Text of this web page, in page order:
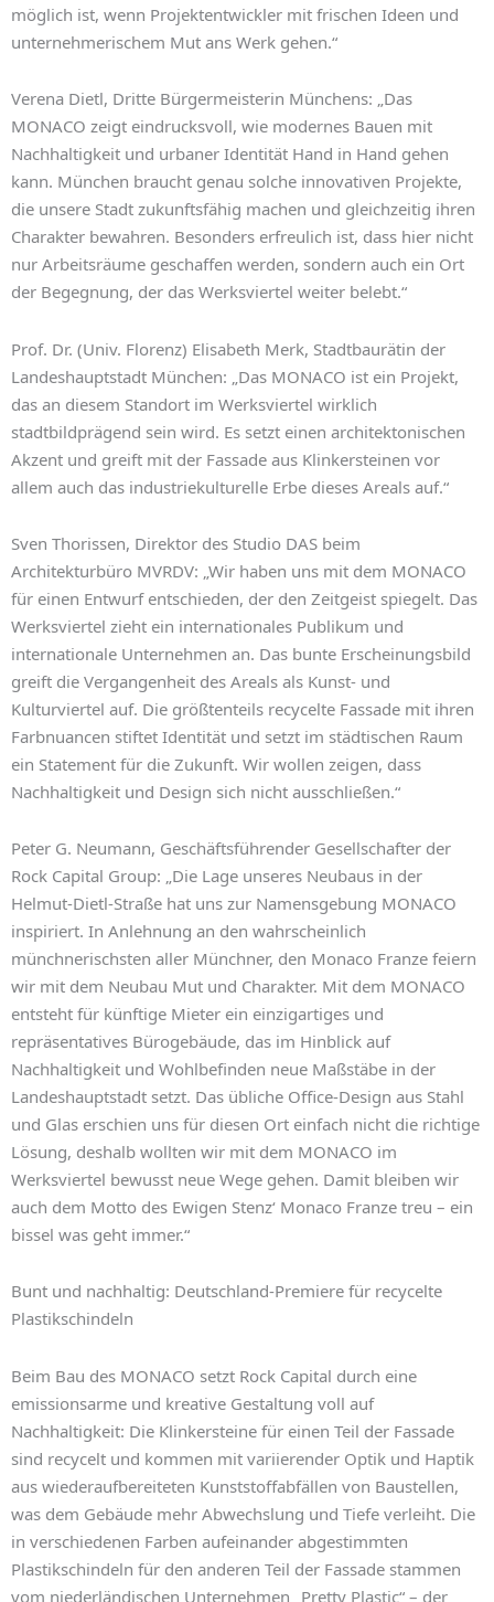
möglich ist, wenn Projektentwickler mit frischen Ideen und
unternehmerischem Mut ans Werk gehen.“
Verena Dietl, Dritte Bürgermeisterin Münchens: „Das
MONACO zeigt eindrucksvoll, wie modernes Bauen mit
Nachhaltigkeit und urbaner Identität Hand in Hand gehen
kann. München braucht genau solche innovativen Projekte,
die unsere Stadt zukunftsfähig machen und gleichzeitig ihren
Charakter bewahren. Besonders erfreulich ist, dass hier nicht
nur Arbeitsräume geschaffen werden, sondern auch ein Ort
der Begegnung, der das Werksviertel weiter belebt.“
Prof. Dr. (Univ. Florenz) Elisabeth Merk, Stadtbaurätin der
Landeshauptstadt München: „Das MONACO ist ein Projekt,
das an diesem Standort im Werksviertel wirklich
stadtbildprägend sein wird. Es setzt einen architektonischen
Akzent und greift mit der Fassade aus Klinkersteinen vor
allem auch das industriekulturelle Erbe dieses Areals auf.“
Sven Thorissen, Direktor des Studio DAS beim
Architekturbüro MVRDV: „Wir haben uns mit dem MONACO
für einen Entwurf entschieden, der den Zeitgeist spiegelt. Das
Werksviertel zieht ein internationales Publikum und
internationale Unternehmen an. Das bunte Erscheinungsbild
greift die Vergangenheit des Areals als Kunst- und
Kulturviertel auf. Die größtenteils recycelte Fassade mit ihren
Farbnuancen stiftet Identität und setzt im städtischen Raum
ein Statement für die Zukunft. Wir wollen zeigen, dass
Nachhaltigkeit und Design sich nicht ausschließen.“
Peter G. Neumann, Geschäftsführender Gesellschafter der
Rock Capital Group: „Die Lage unseres Neubaus in der
Helmut-Dietl-Straße hat uns zur Namensgebung MONACO
inspiriert. In Anlehnung an den wahrscheinlich
münchnerischsten aller Münchner, den Monaco Franze feiern
wir mit dem Neubau Mut und Charakter. Mit dem MONACO
entsteht für künftige Mieter ein einzigartiges und
repräsentatives Bürogebäude, das im Hinblick auf
Nachhaltigkeit und Wohlbefinden neue Maßstäbe in der
Landeshauptstadt setzt. Das übliche Office-Design aus Stahl
und Glas erschien uns für diesen Ort einfach nicht die richtige
Lösung, deshalb wollten wir mit dem MONACO im
Werksviertel bewusst neue Wege gehen. Damit bleiben wir
auch dem Motto des Ewigen Stenz‘ Monaco Franze treu – ein
bissel was geht immer.“
Bunt und nachhaltig: Deutschland-Premiere für recycelte
Plastikschindeln
Beim Bau des MONACO setzt Rock Capital durch eine
emissionsarme und kreative Gestaltung voll auf
Nachhaltigkeit: Die Klinkersteine für einen Teil der Fassade
sind recycelt und kommen mit variierender Optik und Haptik
aus wiederaufbereiteten Kunststoffabfällen von Baustellen,
was dem Gebäude mehr Abwechslung und Tiefe verleiht. Die
in verschiedenen Farben aufeinander abgestimmten
Plastikschindeln für den anderen Teil der Fassade stammen
vom niederländischen Unternehmen „Pretty Plastic“ – der